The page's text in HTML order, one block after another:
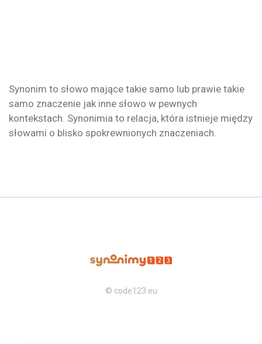
Synonim to słowo mające takie samo lub prawie takie
samo znaczenie jak inne słowo w pewnych
kontekstach. Synonimia to relacja, która istnieje między
słowami o blisko spokrewnionych znaczeniach.
© code123.eu